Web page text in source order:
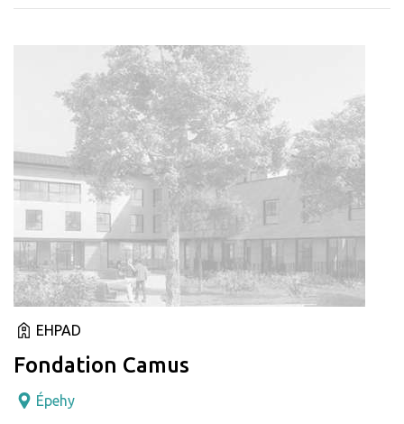
EHPAD
Fondation Camus
Épehy